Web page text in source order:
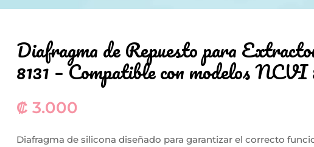
Diafragma de Repuesto para
8131 – Compatible con modelos NCVI
₡ 3.000
Diafragma de silicona diseñado para garantizar el correcto